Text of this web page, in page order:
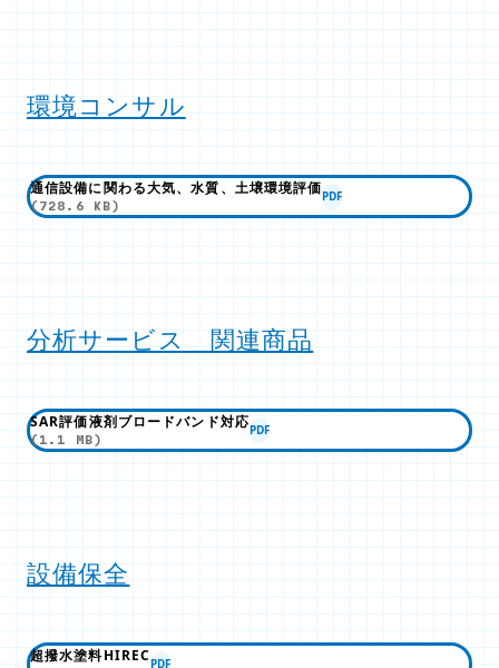
環境コンサル
通信設備に関わる大気、水質、土壌環境評価
(728.6 KB)
PDF
分析サービス 関連商品
SAR評価液剤ブロードバンド対応
(1.1 MB)
PDF
設備保全
超撥水塗料HIRECPDF